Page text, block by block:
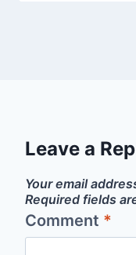
Leave a
Your email
Required fields
Comment *